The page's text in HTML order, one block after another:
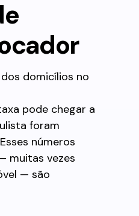
domicílios no
pode chegar a
foram
números
muitas vezes
— são